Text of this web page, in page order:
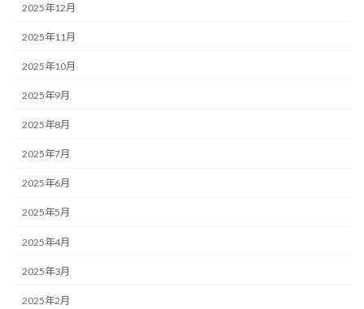
2025年12月
2025年11月
2025年10月
2025年9月
2025年8月
2025年7月
2025年6月
2025年5月
2025年4月
2025年3月
2025年2月